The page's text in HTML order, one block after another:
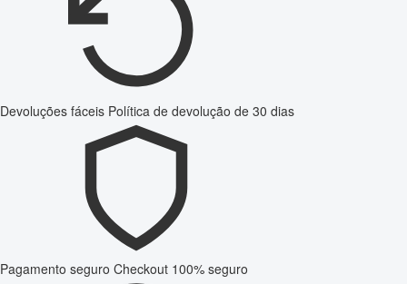
Devoluções fáceis Política de devolução de 30 dias
Pagamento seguro Checkout 100% seguro